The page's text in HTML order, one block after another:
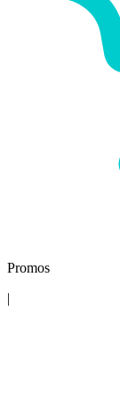
Promos
|